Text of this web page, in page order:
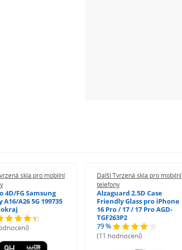
skla pro mobilní
4D/FG Samsung
A16/A26 5G 199735
Další Tvrzená skla pro mobilní
telefony
Alzaguard 2.5D Case
Friendly Glass pro iPhone
16 Pro / 17 / 17 Pro AGD-
TGF263P2
79 %
(11 hodnocení)